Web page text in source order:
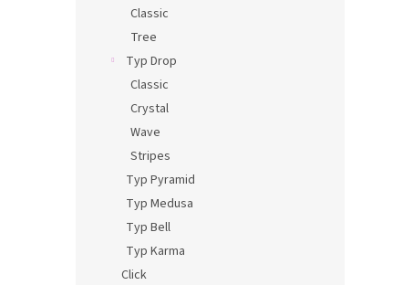
Classic
Tree
Typ Drop
Classic
Crystal
Wave
Stripes
Typ Pyramid
Typ Medusa
Typ Bell
Typ Karma
Click